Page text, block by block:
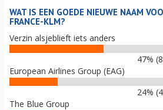
WAT IS EEN GOEDE NIEUWE NAAM
FRANCE-KLM?
Verzin alsjeblieft iets anders
47%
European Airlines Group (EAG)
24%
The Blue Group